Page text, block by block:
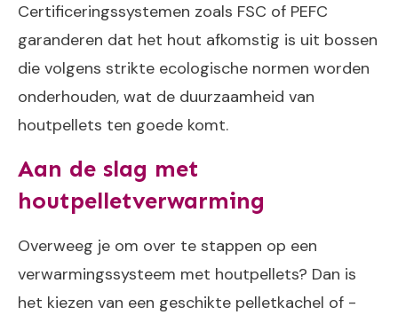
Certificeringssystemen zoals FSC of PEFC
garanderen dat het hout afkomstig is uit bossen
die volgens strikte ecologische normen worden
onderhouden, wat de duurzaamheid van
houtpellets ten goede komt.
Aan de slag met
houtpelletverwarming
Overweeg je om over te stappen op een
verwarmingssysteem met houtpellets? Dan is
het kiezen van een geschikte pelletkachel of -